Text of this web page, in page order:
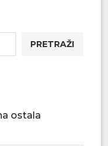
PRETRAŽI
ostala